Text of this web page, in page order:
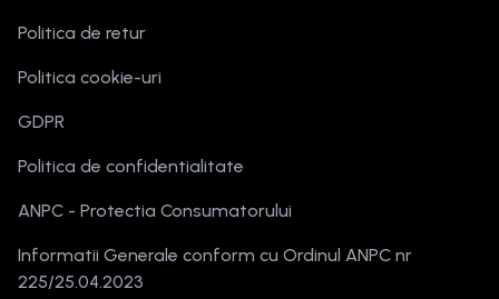
Politica de retur
Politica cookie-uri
GDPR
Politica de confidentialitate
ANPC - Protectia Consumatorului
Informatii Generale conform cu Ordinul ANPC nr
225/25.04.2023